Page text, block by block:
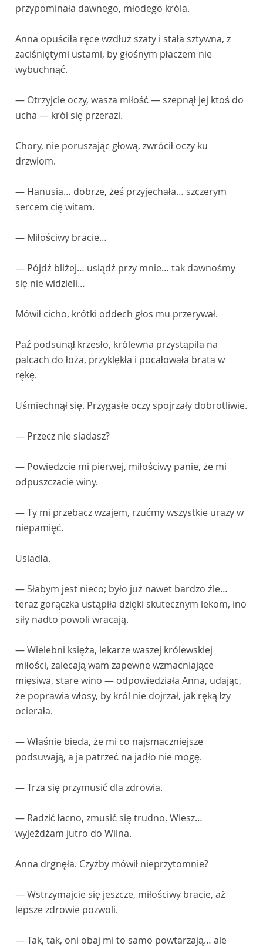
przypominała dawnego, młodego króla.
Anna opuściła ręce wzdłuż szaty i stała sztywna, z
zaciśniętymi ustami, by głośnym płaczem nie
wybuchnąć.
— Otrzyjcie oczy, wasza miłość — szepnął jej ktoś do
ucha — król się przerazi.
Chory, nie poruszając głową, zwrócił oczy ku
drzwiom.
— Hanusia… dobrze, żeś przyjechała… szczerym
sercem cię witam.
— Miłościwy bracie…
— Pójdź bliżej… usiądź przy mnie… tak dawnośmy
się nie widzieli…
Mówił cicho, krótki oddech głos mu przerywał.
Paź podsunął krzesło, królewna przystąpiła na
palcach do łoża, przyklękła i pocałowała brata w
rękę.
Uśmiechnął się. Przygasłe oczy spojrzały dobrotliwie.
— Przecz nie siadasz?
— Powiedzcie mi pierwej, miłościwy panie, że mi
odpuszczacie winy.
— Ty mi przebacz wzajem, rzućmy wszystkie urazy w
niepamięć.
Usiadła.
— Słabym jest nieco; było już nawet bardzo źle…
teraz gorączka ustąpiła dzięki skutecznym lekom, ino
siły nadto powoli wracają.
— Wielebni księża, lekarze waszej królewskiej
miłości, zalecają wam zapewne wzmacniające
mięsiwa, stare wino — odpowiedziała Anna, udając,
że poprawia włosy, by król nie dojrzał, jak ręką łzy
ocierała.
— Właśnie bieda, że mi co najsmaczniejsze
podsuwają, a ja patrzeć na jadło nie mogę.
— Trza się przymusić dla zdrowia.
— Radzić łacno, zmusić się trudno. Wiesz…
wyjeżdżam jutro do Wilna.
Anna drgnęła. Czyżby mówił nieprzytomnie?
— Wstrzymajcie się jeszcze, miłościwy bracie, aż
lepsze zdrowie pozwoli.
— Tak, tak, oni obaj mi to samo powtarzają… ale